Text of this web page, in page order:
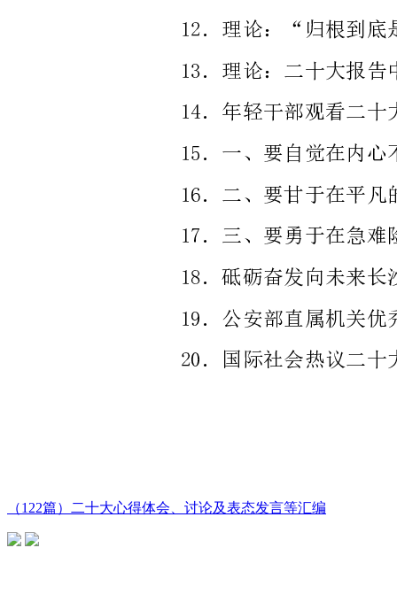
（122篇）二十大心得体会、讨论及表态发言等汇编